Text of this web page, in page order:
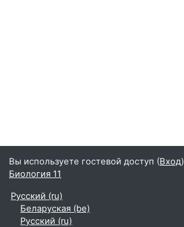
Вы используете гостевой доступ (Вход)
Биология 11
Русский ‎(ru)‎
Беларуская ‎(be)‎
Русский ‎(ru)‎